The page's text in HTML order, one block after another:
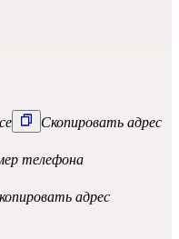
Скопировать адрес
телефона
адрес